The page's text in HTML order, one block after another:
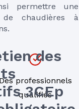
permettre une
de chaudières à
des
3CEp
professionnels
qualifiés